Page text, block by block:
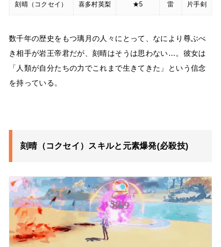
刻晴（コクセイ） 喜多村英梨 ★5 雷 片手剣
数千年の歴史をもつ璃月の人々にとって、なにより尊ぶべ
き相手が岩王帝君だが、刻晴はそうは思わない…。彼女は
「人類が自分たちの力でこれまで生きてきた」という信念
を持っている。
刻晴（コクセイ）スキルと元素爆発(必殺技)